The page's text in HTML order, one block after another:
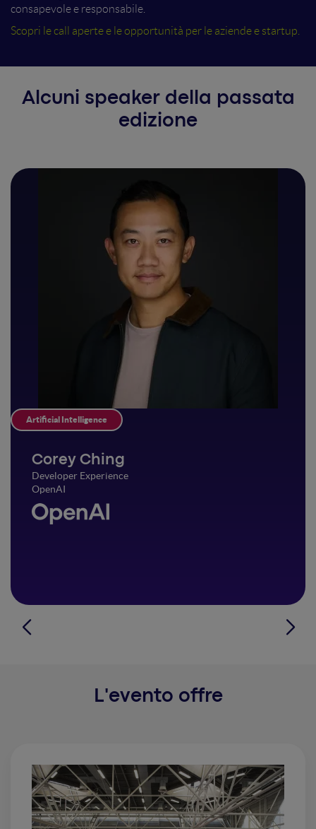
consapevole e responsabile.
Scopri le call aperte e le opportunità per le aziende e startup.
Alcuni speaker della passata
edizione
Artificial Intelligence
Corey Ching
Developer Experience
OpenAI
L'evento offre